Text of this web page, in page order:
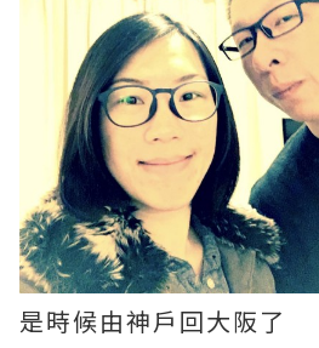
是時候由神戶回大阪了